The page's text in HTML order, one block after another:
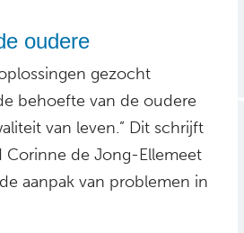
oudere
gezocht
behoefte van de oudere
van leven.” Dit schrijft
Corinne de Jong-Ellemeet
aanpak van problemen in